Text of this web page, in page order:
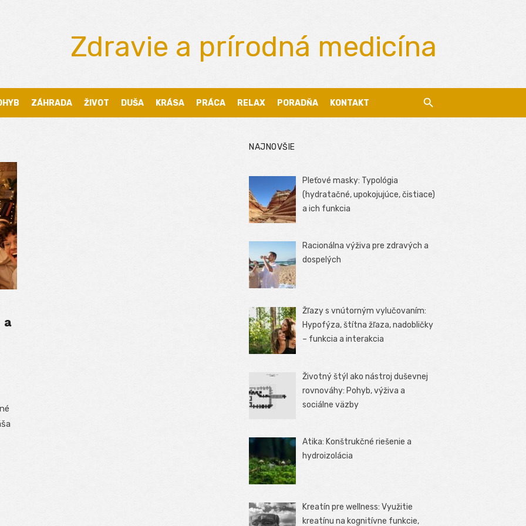
Zdravie a prírodná medicína
ZÁHRADA ŽIVOT DUŠA KRÁSA PRÁCA RELAX PORADŇA KONTAKT
a
NAJNOVŠIE
Pleťové masky: Typológia
(hydratačné, upokojujúce, čistiace)
a ich funkcia
Racionálna výživa pre zdravých a
dospelých
Žľazy s vnútorným vylučovaním:
Hypofýza, štítna žľaza, nadobličky
– funkcia a interakcia
Životný štýl ako nástroj duševnej
rovnováhy: Pohyb, výživa a
sociálne väzby
Atika: Konštrukčné riešenie a
hydroizolácia
Kreatín pre wellness: Využitie
kreatínu na kognitívne funkcie,